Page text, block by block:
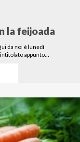
la feijoada
da noi è lunedì
appunto…